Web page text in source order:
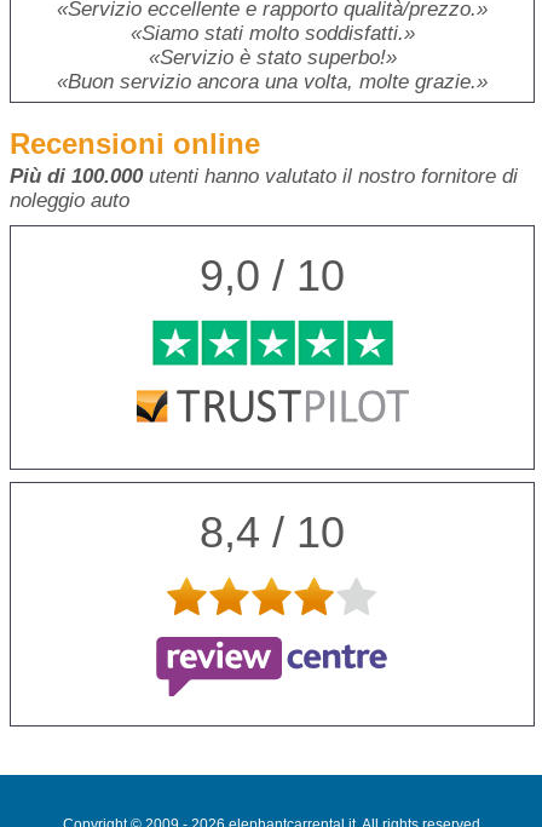
Servizio eccellente e rapporto qualità/prezzo.
Siamo stati molto soddisfatti.
Servizio è stato superbo!
Buon servizio ancora una volta, molte grazie.
Recensioni online
Più di 100.000utenti hanno valutato il nostro fornitore di
noleggio auto
9,0 / 10
8,4 / 10